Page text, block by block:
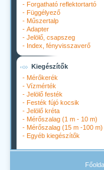
- Forgatható reflektortartó
- Függélyező
- Műszertalp
- Adapter
- Jelölő, csapszeg
- Index, fényvisszaverő
Kiegészítők
- Mérőkerék
- Vízmérték
- Jelölő festék
- Festék fújó kocsik
- Jelölő kréta
- Mérőszalag (1 m - 10 m)
- Mérőszalag (15 m -100 m)
- Egyéb kiegészítők